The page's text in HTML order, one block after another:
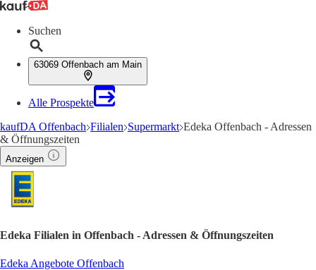
Suchen
63069 Offenbach am Main
Alle Prospekte
kaufDA Offenbach Filialen Supermarkt Edeka Offenbach - Adressen
& Öffnungszeiten
Anzeigen
Edeka Filialen in Offenbach - Adressen & Öffnungszeiten
Edeka Angebote Offenbach